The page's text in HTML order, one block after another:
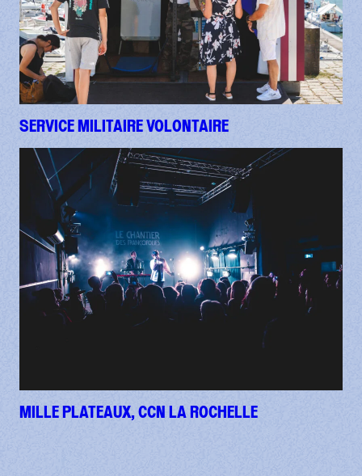
SERVICE MILITAIRE VOLONTAIRE
MILLE PLATEAUX, CCN LA ROCHELLE